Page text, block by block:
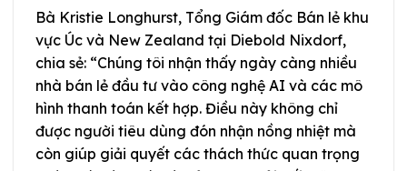
Bà Kristie Longhurst, Tổng Giám đốc Bán lẻ khu
vực Úc và New Zealand tại Diebold Nixdorf,
chia sẻ: “Chúng tôi nhận thấy ngày càng nhiều
nhà bán lẻ đầu tư vào công nghệ AI và các mô
hình thanh toán kết hợp. Điều này không chỉ
được người tiêu dùng đón nhận nồng nhiệt mà
còn giúp giải quyết các thách thức quan trọng